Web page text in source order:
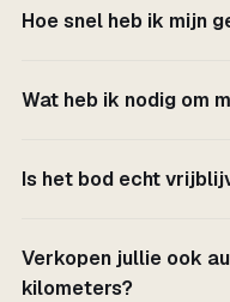
Hoe snel heb ik mijn
Wat heb ik nodig om
Is het bod echt
Verkopen jullie ook
kilometers?